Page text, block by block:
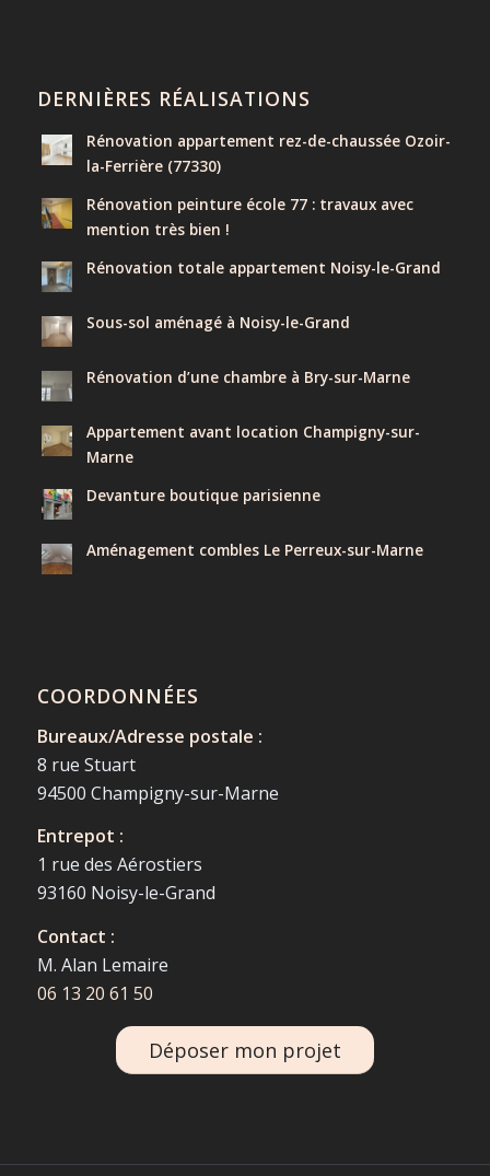
DERNIÈRES RÉALISATIONS
Rénovation appartement rez-de-chaussée Ozoir-
la-Ferrière (77330)
Rénovation peinture école 77 : travaux avec
mention très bien !
Rénovation totale appartement Noisy-le-Grand
Sous-sol aménagé à Noisy-le-Grand
Rénovation d’une chambre à Bry-sur-Marne
Appartement avant location Champigny-sur-
Marne
Devanture boutique parisienne
Aménagement combles Le Perreux-sur-Marne
COORDONNÉES
Bureaux/Adresse postale :
8 rue Stuart
94500 Champigny-sur-Marne
Entrepot :
1 rue des Aérostiers
93160 Noisy-le-Grand
Contact :
M. Alan Lemaire
06 13 20 61 50
Déposer mon projet